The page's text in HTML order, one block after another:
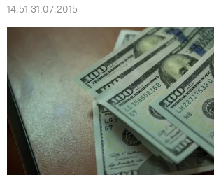
14:51 31.07.2015